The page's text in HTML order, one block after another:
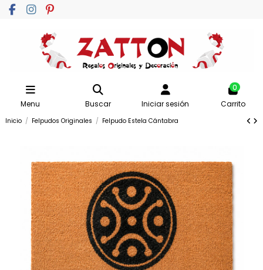
Menu Buscar Iniciar sesión
0
Carrito
Inicio Felpudos Originales Felpudo Estela Cántabra